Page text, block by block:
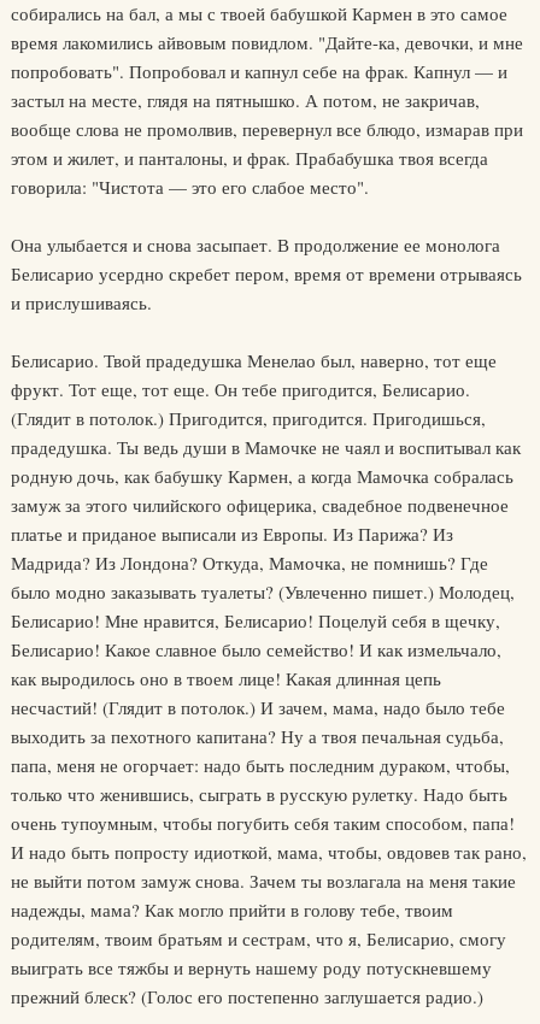
собирались на бал, а мы с твоей бабушкой Кармен в это самое
время лакомились айвовым повидлом. "Дайте-ка, девочки, и мне
попробовать". Попробовал и капнул себе на фрак. Капнул — и
застыл на месте, глядя на пятнышко. А потом, не закричав,
вообще слова не промолвив, перевернул все блюдо, измарав при
этом и жилет, и панталоны, и фрак. Прабабушка твоя всегда
говорила: "Чистота — это его слабое место".
Она улыбается и снова засыпает. В продолжение ее монолога
Белисарио усердно скребет пером, время от времени отрываясь
и прислушиваясь.
Белисарио. Твой прадедушка Менелао был, наверно, тот еще
фрукт. Тот еще, тот еще. Он тебе пригодится, Белисарио.
(Глядит в потолок.) Пригодится, пригодится. Пригодишься,
прадедушка. Ты ведь души в Мамочке не чаял и воспитывал как
родную дочь, как бабушку Кармен, а когда Мамочка собралась
замуж за этого чилийского офицерика, свадебное подвенечное
платье и приданое выписали из Европы. Из Парижа? Из
Мадрида? Из Лондона? Откуда, Мамочка, не помнишь? Где
было модно заказывать туалеты? (Увлеченно пишет.) Молодец,
Белисарио! Мне нравится, Белисарио! Поцелуй себя в щечку,
Белисарио! Какое славное было семейство! И как измельчало,
как выродилось оно в твоем лице! Какая длинная цепь
несчастий! (Глядит в потолок.) И зачем, мама, надо было тебе
выходить за пехотного капитана? Ну а твоя печальная судьба,
папа, меня не огорчает: надо быть последним дураком, чтобы,
только что женившись, сыграть в русскую рулетку. Надо быть
очень тупоумным, чтобы погубить себя таким способом, папа!
И надо быть попросту идиоткой, мама, чтобы, овдовев так рано,
не выйти потом замуж снова. Зачем ты возлагала на меня такие
надежды, мама? Как могло прийти в голову тебе, твоим
родителям, твоим братьям и сестрам, что я, Белисарио, смогу
выиграть все тяжбы и вернуть нашему роду потускневшему
прежний блеск? (Голос его постепенно заглушается радио.)